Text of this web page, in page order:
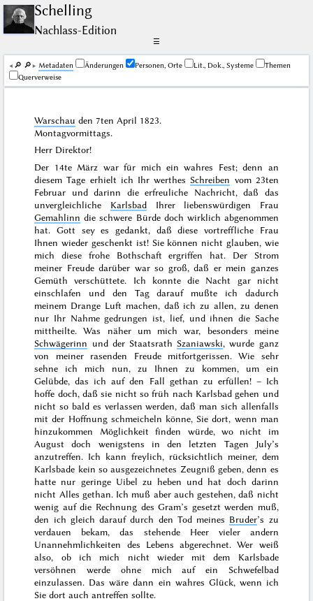
Schelling
Nachlass-Edition
☰
🔎︎ 🔎︎ Me­ta­da­ten Änderungen Personen, Orte Lit., Dok., Systeme
Themen
Querverweise
Warschau den 7ten April 1823.
Montagvormittags.
Herr Direktor!
Der 14te März war für mich ein wahres Fest; denn an
diesem Tage erhielt ich Ihr werthes Schreiben vom 23ten
Februar und darinn die erfreuliche Nachricht, daß das
unvergleichliche KarlsbadIhrer liebenswürdigen Frau
Gemahlinn die schwere Bürde doch wirklich abgenommen
hat. Gott sey es gedankt, daß diese vortreffliche Frau
Ihnen wieder geschenkt ist! Sie können nicht glauben, wie
mich diese frohe Bothschaft ergriffen hat. Der Strom
meiner Freude darüber war so groß, daß er mein ganzes
Gemüth verschüttete. Ich konnte die Nacht gar nicht
einschlafen und den Tag darauf mußte ich dadurch
meinem Drange Luft machen, daß ich zu allen, zu denen
nur Ihr Nahme gedrungen ist, lief, und ihnen die Sache
mittheilte. Was näher um mich war, besonders meine
Schwägerinn und der Staatsrath Szaniawski, wurde ganz
von meiner rasenden Freude mitfortgerissen. Wie sehr
sehne ich mich nun, zu Ihnen zu kommen, um ein
Gelübde, das ich auf den Fall gethan zu erfüllen! – Ich
hoffe doch, daß sie nicht so früh nach Karlsbad gehen und
nicht so bald es verlassen werden, daß man sich allenfalls
mit der Hoffnung schmeicheln könne, Sie dort, wenn man
hinzukommen Möglichkeit finden würde, wo nicht im
August doch wenigstens in den letzten Tagen July’s
anzutreffen. Ich kann freylich, rücksichtlich meiner, dem
Karlsbade kein so ausgezeichnetes Zeugniß geben, denn es
hatte nur geringe Uibel zu heben und hat doch darinn
nicht Alles gethan. Ich muß aber auch gestehen, daß nicht
wenig auf die Rechnung des Gram’s gesetzt werden muß,
den ich gleich darauf durch den Tod meines Bruder’s zu
verdauen bekam, das stehende Heer vieler andern
Unannehmlichkeiten des Lebens abgerechnet. Wer weiß
also, ob ich mich nicht wieder mit dem Karlsbade
versöhnen werde ohne mich auf ein Schwefelbad
einzulassen. Das wäre dann ein wahres Glück, wenn ich
Sie dort auch antreffen sollte.